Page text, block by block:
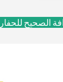
الصحيح